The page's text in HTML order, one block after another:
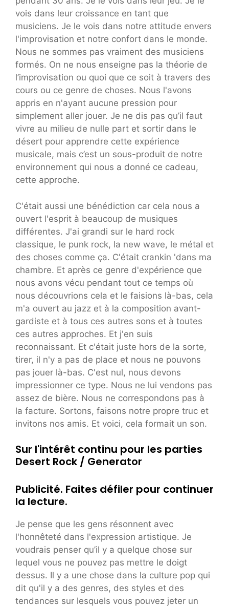
vois dans leur croissance en tant que
musiciens. Je le vois dans notre attitude envers
l'improvisation et notre confort dans le monde.
Nous ne sommes pas vraiment des musiciens
formés. On ne nous enseigne pas la théorie de
l’improvisation ou quoi que ce soit à travers des
cours ou ce genre de choses. Nous l'avons
appris en n'ayant aucune pression pour
simplement aller jouer. Je ne dis pas qu’il faut
vivre au milieu de nulle part et sortir dans le
désert pour apprendre cette expérience
musicale, mais c’est un sous-produit de notre
environnement qui nous a donné ce cadeau,
cette approche.
C'était aussi une bénédiction car cela nous a
ouvert l'esprit à beaucoup de musiques
différentes. J'ai grandi sur le hard rock
classique, le punk rock, la new wave, le métal et
des choses comme ça. C'était crankin 'dans ma
chambre. Et après ce genre d'expérience que
nous avons vécu pendant tout ce temps où
nous découvrions cela et le faisions là-bas, cela
m'a ouvert au jazz et à la composition avant-
gardiste et à tous ces autres sons et à toutes
ces autres approches. Et j'en suis
reconnaissant. Et c'était juste hors de la sorte,
tirer, il n'y a pas de place et nous ne pouvons
pas jouer là-bas. C'est nul, nous devons
impressionner ce type. Nous ne lui vendons pas
assez de bière. Nous ne correspondons pas à
la facture. Sortons, faisons notre propre truc et
invitons nos amis. Et voici, cela formait un son.
Sur l'intérêt continu pour les parties
Desert Rock / Generator
Publicité. Faites défiler pour continuer
la lecture.
Je pense que les gens résonnent avec
l'honnêteté dans l'expression artistique. Je
voudrais penser qu’il y a quelque chose sur
lequel vous ne pouvez pas mettre le doigt
dessus. Il y a une chose dans la culture pop qui
dit qu'il y a des genres, des styles et des
tendances sur lesquels vous pouvez jeter un